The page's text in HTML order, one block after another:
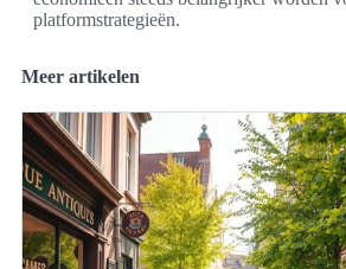
platformstrategieën.
Meer artikelen